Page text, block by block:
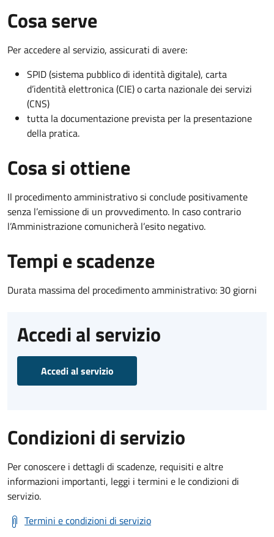
Cosa serve
Per accedere al servizio, assicurati di avere:
SPID (sistema pubblico di identità digitale), carta
d’identità elettronica (CIE) o carta nazionale dei servizi
(CNS)
tutta la documentazione prevista per la presentazione
della pratica.
Cosa si ottiene
Il procedimento amministrativo si conclude positivamente
senza l’emissione di un provvedimento. In caso contrario
l’Amministrazione comunicherà l’esito negativo.
Tempi e scadenze
Durata massima del procedimento amministrativo: 30 giorni
Accedi al servizio
Accedi al servizio
Condizioni di servizio
Per conoscere i dettagli di scadenze, requisiti e altre
informazioni importanti, leggi i termini e le condizioni di
servizio.
Termini e condizioni di servizio